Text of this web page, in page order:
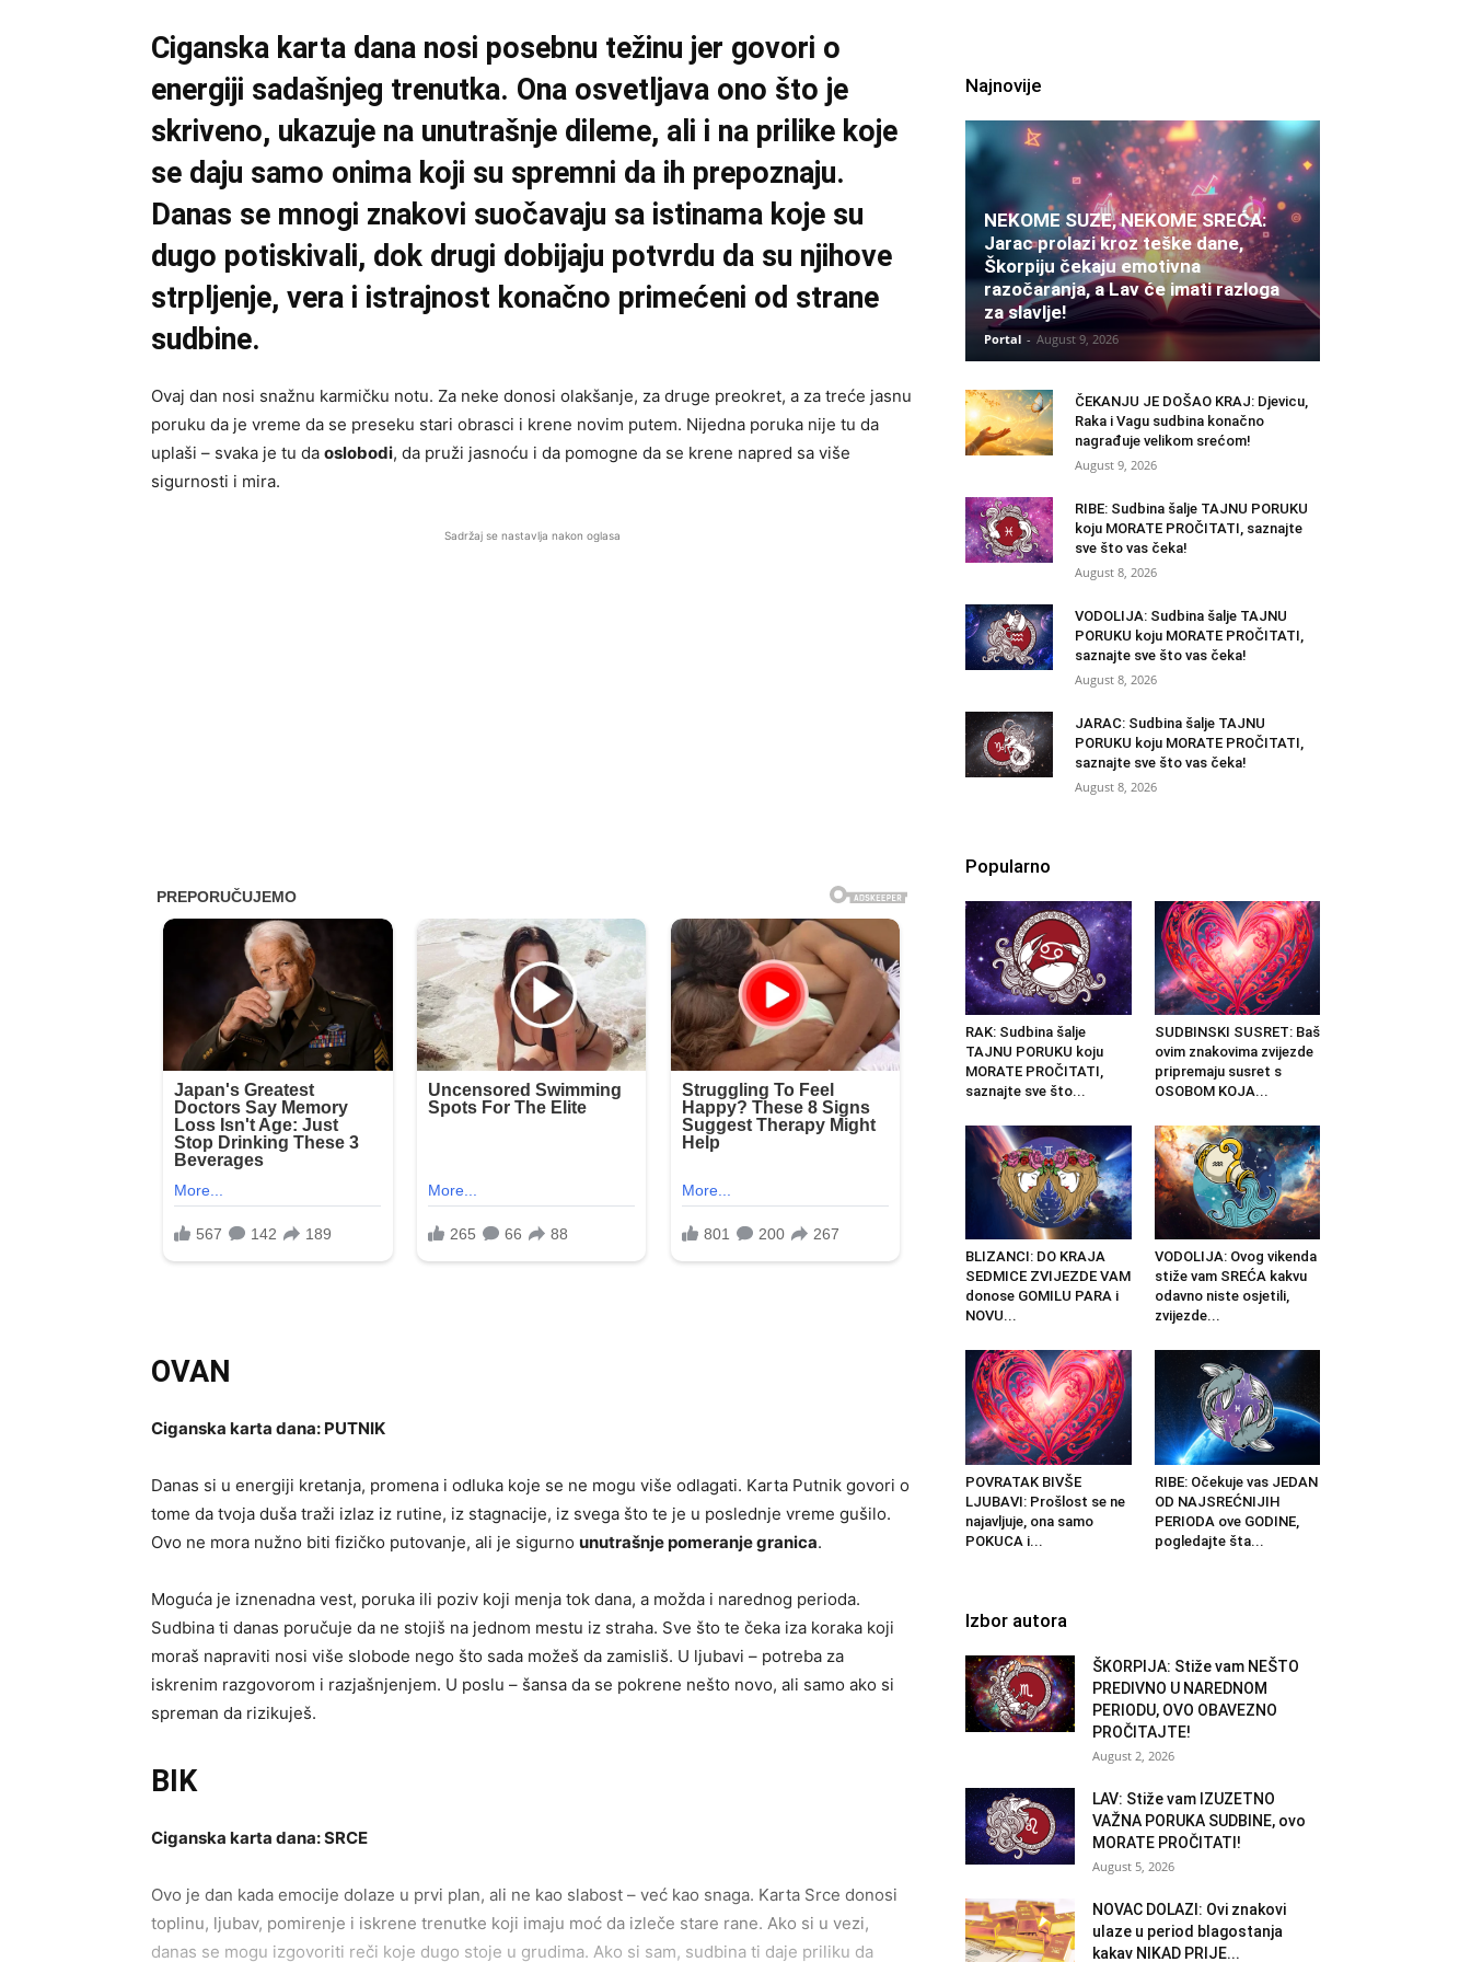
Ciganska karta dana nosi posebnu težinu jer govori o
energiji sadašnjeg trenutka. Ona osvetljava ono što je
skriveno, ukazuje na unutrašnje dileme, ali i na prilike koje
se daju samo onima koji su spremni da ih prepoznaju.
Danas se mnogi znakovi suočavaju sa istinama koje su
dugo potiskivali, dok drugi dobijaju potvrdu da su njihove
strpljenje, vera i istrajnost konačno primećeni od strane
sudbine.
Ovaj dan nosi snažnu karmičku notu. Za neke donosi olakšanje, za druge preokret, a za treće jasnu
poruku da je vreme da se preseku stari obrasci i krene novim putem. Nijedna poruka nije tu da
uplaši – svaka je tu da oslobodi, da pruži jasnoću i da pomogne da se krene napred sa više
sigurnosti i mira.
Sadržaj se nastavlja nakon oglasa
OVAN
Ciganska karta dana: PUTNIK
Danas si u energiji kretanja, promena i odluka koje se ne mogu više odlagati. Karta Putnik govori o
tome da tvoja duša traži izlaz iz rutine, iz stagnacije, iz svega što te je u poslednje vreme gušilo.
Ovo ne mora nužno biti fizičko putovanje, ali je sigurno unutrašnje pomeranje granica.
Moguća je iznenadna vest, poruka ili poziv koji menja tok dana, a možda i narednog perioda.
Sudbina ti danas poručuje da ne stojiš na jednom mestu iz straha. Sve što te čeka iza koraka koji
moraš napraviti nosi više slobode nego što sada možeš da zamisliš. U ljubavi – potreba za
iskrenim razgovorom i razjašnjenjem. U poslu – šansa da se pokrene nešto novo, ali samo ako si
spreman da rizikuješ.
BIK
Ciganska karta dana: SRCE
Ovo je dan kada emocije dolaze u prvi plan, ali ne kao slabost – već kao snaga. Karta Srce donosi
toplinu, ljubav, pomirenje i iskrene trenutke koji imaju moć da izleče stare rane. Ako si u vezi,
danas se mogu izgovoriti reči koje dugo stoje u grudima. Ako si sam, sudbina ti daje priliku da
Najnovije
NEKOME SUZE, NEKOME SREĆA:
Jarac prolazi kroz teške dane,
Škorpiju čekaju emotivna
razočaranja, a Lav će imati razloga
za slavlje!
Portal - August 9, 2026
ČEKANJU JE DOŠAO KRAJ: Djevicu,
Raka i Vagu sudbina konačno
nagrađuje velikom srećom!
August 9, 2026
RIBE: Sudbina šalje TAJNU PORUKU
koju MORATE PROČITATI, saznajte
sve što vas čeka!
August 8, 2026
VODOLIJA: Sudbina šalje TAJNU
PORUKU koju MORATE PROČITATI,
saznajte sve što vas čeka!
August 8, 2026
JARAC: Sudbina šalje TAJNU
PORUKU koju MORATE PROČITATI,
saznajte sve što vas čeka!
August 8, 2026
Popularno
RAK: Sudbina šalje
TAJNU PORUKU koju
MORATE PROČITATI,
saznajte sve što...
SUDBINSKI SUSRET: Baš
ovim znakovima zvijezde
pripremaju susret s
OSOBOM KOJA...
BLIZANCI: DO KRAJA
SEDMICE ZVIJEZDE VAM
donose GOMILU PARA i
NOVU...
VODOLIJA: Ovog vikenda
stiže vam SREĆA kakvu
odavno niste osjetili,
zvijezde...
POVRATAK BIVŠE
LJUBAVI: Prošlost se ne
najavljuje, ona samo
POKUCA i...
RIBE: Očekuje vas JEDAN
OD NAJSREĆNIJIH
PERIODA ove GODINE,
pogledajte šta...
Izbor autora
ŠKORPIJA: Stiže vam NEŠTO
PREDIVNO U NAREDNOM
PERIODU, OVO OBAVEZNO
PROČITAJTE!
August 2, 2026
LAV: Stiže vam IZUZETNO
VAŽNA PORUKA SUDBINE, ovo
MORATE PROČITATI!
August 5, 2026
NOVAC DOLAZI: Ovi znakovi
ulaze u period blagostanja
kakav NIKAD PRIJE...